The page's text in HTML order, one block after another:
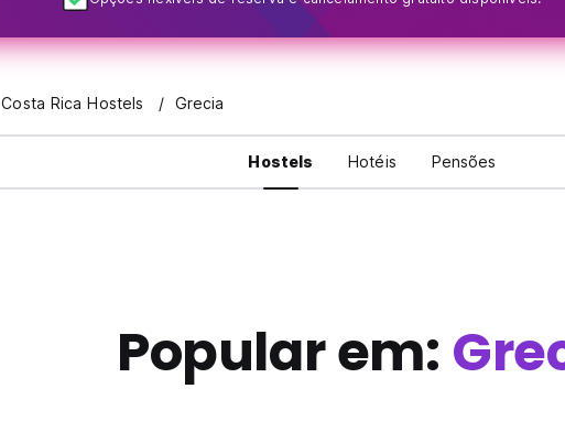
Costa Rica Hostels Grecia
Hostels Hotéis Pensões
Popular em: